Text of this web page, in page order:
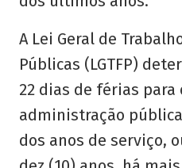
A Lei Geral de
Públicas (LGTFP)
22 dias de férias
administração
dos anos de serviço,